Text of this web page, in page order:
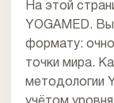
На этой
YOGAMED.
формату:
точки мира.
методологии